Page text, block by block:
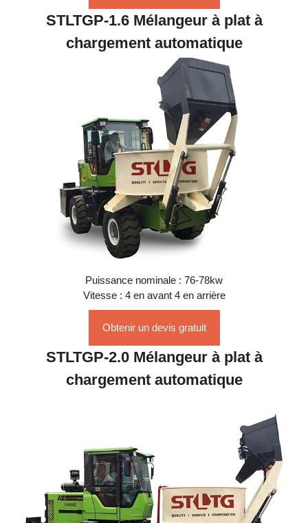
STLTGP-1.6 Mélangeur à plat à
chargement automatique
Puissance nominale : 76-78kw
Vitesse : 4 en avant 4 en arrière
Obtenir un devis gratuit
STLTGP-2.0 Mélangeur à plat à
chargement automatique